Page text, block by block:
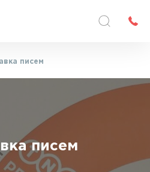
писем
писем